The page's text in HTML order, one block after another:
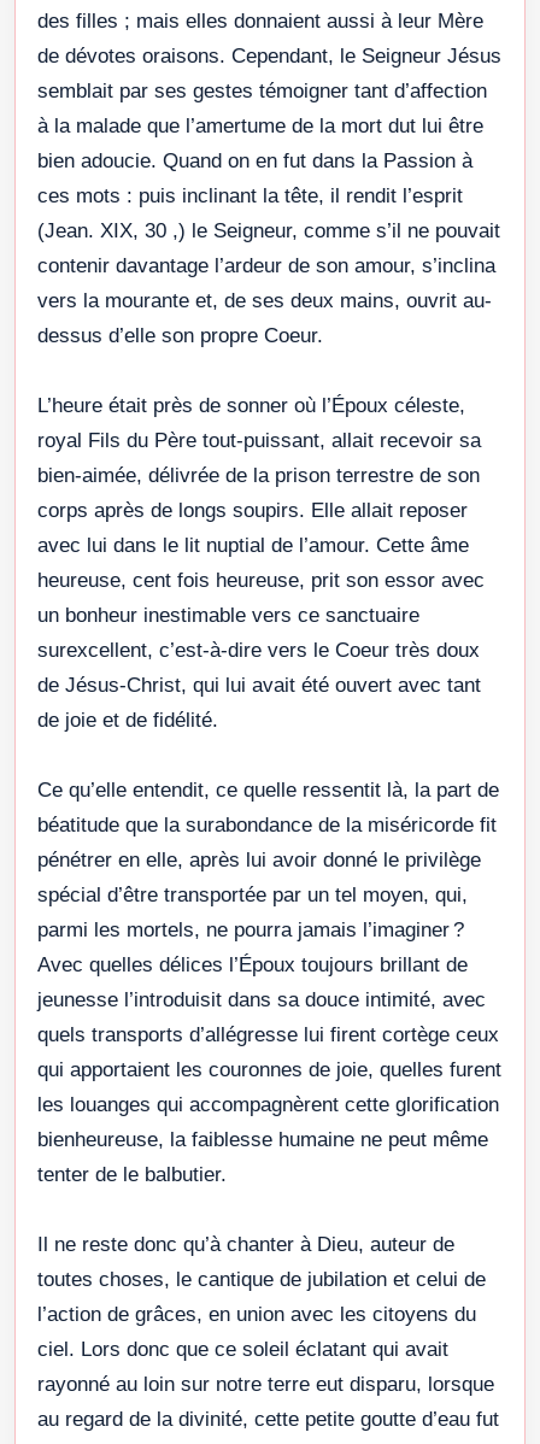
des filles ; mais elles donnaient aussi à leur Mère
de dévotes oraisons. Cependant, le Seigneur Jésus
semblait par ses gestes témoigner tant d’affection
à la malade que l’amertume de la mort dut lui être
bien adoucie. Quand on en fut dans la Passion à
ces mots : puis inclinant la tête, il rendit l’esprit
(Jean. XIX, 30 ,) le Seigneur, comme s’il ne pouvait
contenir davantage l’ardeur de son amour, s’inclina
vers la mourante et, de ses deux mains, ouvrit au-
dessus d’elle son propre Coeur.
L’heure était près de sonner où l’Époux céleste,
royal Fils du Père tout-puissant, allait recevoir sa
bien-aimée, délivrée de la prison terrestre de son
corps après de longs soupirs. Elle allait reposer
avec lui dans le lit nuptial de l’amour. Cette âme
heureuse, cent fois heureuse, prit son essor avec
un bonheur inestimable vers ce sanctuaire
surexcellent, c’est-à-dire vers le Coeur très doux
de Jésus-Christ, qui lui avait été ouvert avec tant
de joie et de fidélité.
Ce qu’elle entendit, ce quelle ressentit là, la part de
béatitude que la surabondance de la miséricorde fit
pénétrer en elle, après lui avoir donné le privilège
spécial d’être transportée par un tel moyen, qui,
parmi les mortels, ne pourra jamais l’imaginer ?
Avec quelles délices l’Époux toujours brillant de
jeunesse l’introduisit dans sa douce intimité, avec
quels transports d’allégresse lui firent cortège ceux
qui apportaient les couronnes de joie, quelles furent
les louanges qui accompagnèrent cette glorification
bienheureuse, la faiblesse humaine ne peut même
tenter de le balbutier.
Il ne reste donc qu’à chanter à Dieu, auteur de
toutes choses, le cantique de jubilation et celui de
l’action de grâces, en union avec les citoyens du
ciel. Lors donc que ce soleil éclatant qui avait
rayonné au loin sur notre terre eut disparu, lorsque
au regard de la divinité, cette petite goutte d’eau fut